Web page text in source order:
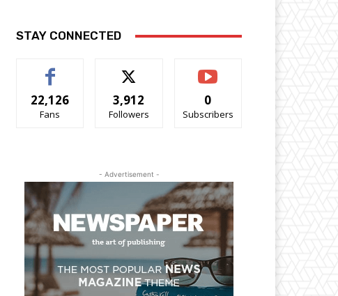
STAY CONNECTED
22,126
Fans
3,912
Followers
0
Subscribers
- Advertisement -